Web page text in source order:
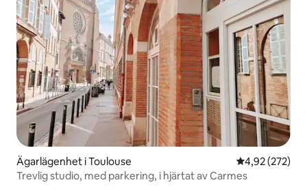
Ägarlägenhet i Toulouse 4,92 av 5 i
4,92 (272)
Trevlig studio, med parkering, i hjärtat av Carmes